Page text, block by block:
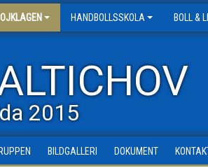
HANDBOLLSSKOLA BOLL &
2015
BILDGALLERI DOKUMENT